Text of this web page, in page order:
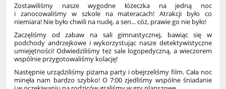
Zostawiliśmy nasze wygodne łóżeczka na jedną noc
i zanocowaliśmy w szkole na materacach! Atrakcji było co
niemiara! Nie było chwili na nudę, a sen... cóż, prawie go nie było!
Zaczęliśmy od zabaw na sali gimnastycznej, bawiąc się w
podchody andrzejkowe i wykorzystując nasze detektywistyczne
umiejętności! Odwiedziliśmy też sale logopedyczną, a wieczorem
wspólnie przygotowaliśmy kolację!
Następnie urządziliśmy piżama party i obejrzeliśmy film. Cała noc
minęła nam bardzo szybko! O 7:00 zjedliśmy wspólne śniadanie